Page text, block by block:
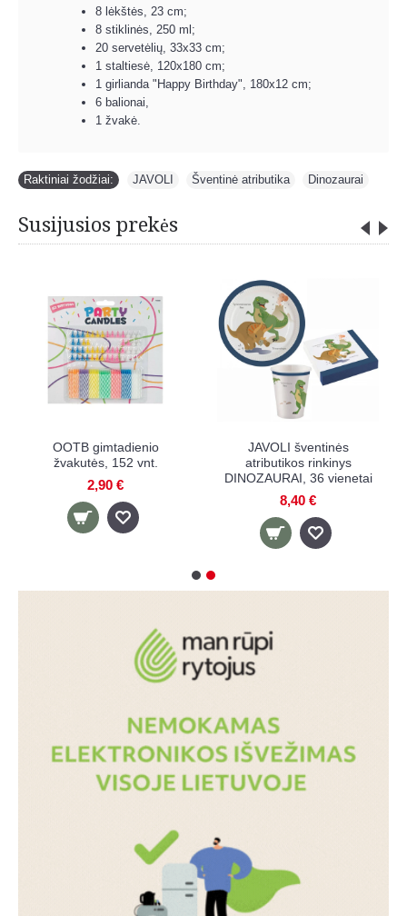
8 lėkštės, 23 cm;
8 stiklinės, 250 ml;
20 servetėlių, 33x33 cm;
1 staltiesė, 120x180 cm;
1 girlianda "Happy Birthday", 180x12 cm;
6 balionai,
1 žvakė.
Raktiniai žodžiai: JAVOLI Šventinė atributika Dinozaurai
Susijusios prekės
OOTB gimtadienio
žvakutės, 152 vnt.
2,90 €
JAVOLI šventinės
atributikos rinkinys
DINOZAURAI, 36 vienetai
8,40 €